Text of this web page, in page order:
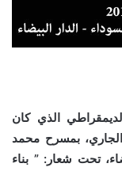
الذي كان
يومه الجمعة 15 يوليوز الجاري، بمسرح محمد
تحت شعار: ” بناء